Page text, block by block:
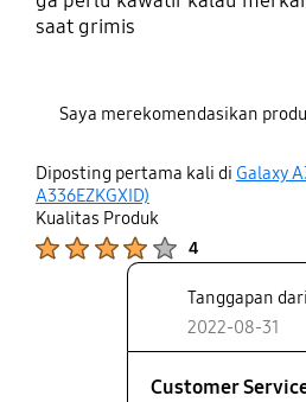
saat grimis
Saya merekomendasikan
Diposting pertama kali di Galaxy
A336EZKGXID)
Kualitas Produk
4
Tanggapan
2022-08-31
Customer